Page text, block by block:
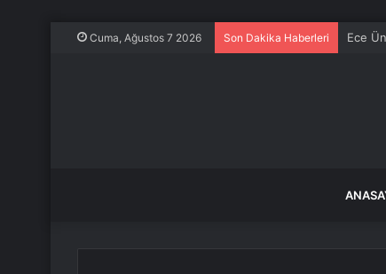
Cuma, Ağustos 7 2026 Son Dakika Haberleri Ece